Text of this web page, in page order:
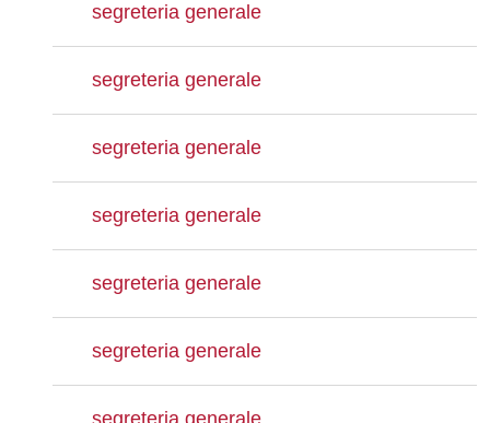
segreteria generale
segreteria generale
segreteria generale
segreteria generale
segreteria generale
segreteria generale
segreteria generale